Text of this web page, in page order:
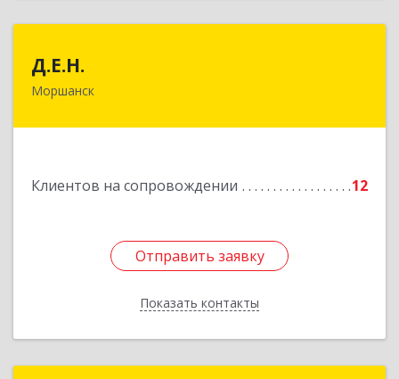
Д.Е.Н.
Моршанск
Клиентов на сопровождении 12
Отправить заявку
Показать контакты
Отправить заявку
Назад